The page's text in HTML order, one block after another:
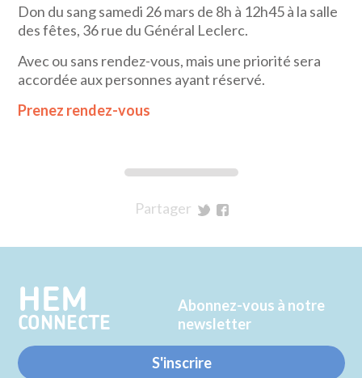
Don du sang samedi 26 mars de 8h à 12h45 à la salle
des fêtes, 36 rue du Général Leclerc.
Avec ou sans rendez-vous, mais une priorité sera
accordée aux personnes ayant réservé.
Prenez rendez-vous
Partager
Twitter
Facebook
HEM
CONNECTE
Abonnez-vous à notre
newsletter
S'inscrire